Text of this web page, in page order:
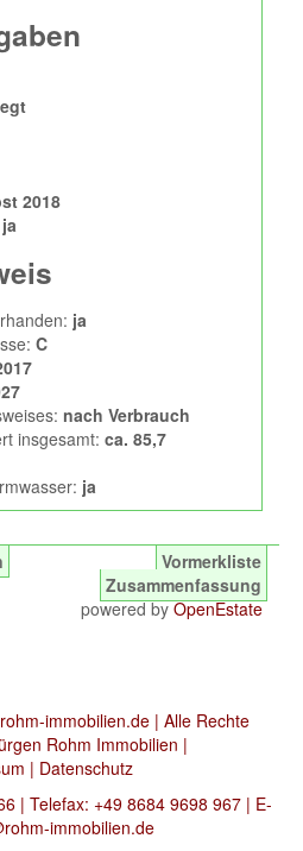
2018
ja
ja
C
nach Verbrauch
insgesamt: ca. 85,7
ja
Vormerkliste
Zusammenfassung
powered byOpenEstate
immobilien.de | Alle Rechte
Rohm Immobilien |
| Datenschutz
| Telefax: +49 8684 9698 967 | E-
immobilien.de